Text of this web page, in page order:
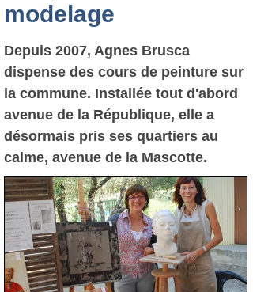
modelage
Depuis 2007, Agnes Brusca
dispense des cours de peinture sur
la commune. Installée tout d'abord
avenue de la République, elle a
désormais pris ses quartiers au
calme, avenue de la Mascotte.